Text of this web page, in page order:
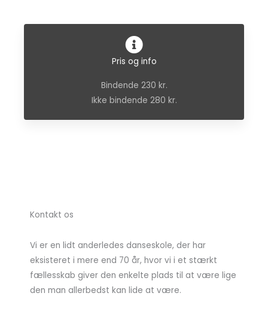
Pris og info
Bindende 230 kr.
Ikke bindende 280 kr.
Kontakt os
Vi er en lidt anderledes danseskole, der har
eksisteret i mere end 70 år, hvor vi i et stærkt
fællesskab giver den enkelte plads til at være lige
den man allerbedst kan lide at være.